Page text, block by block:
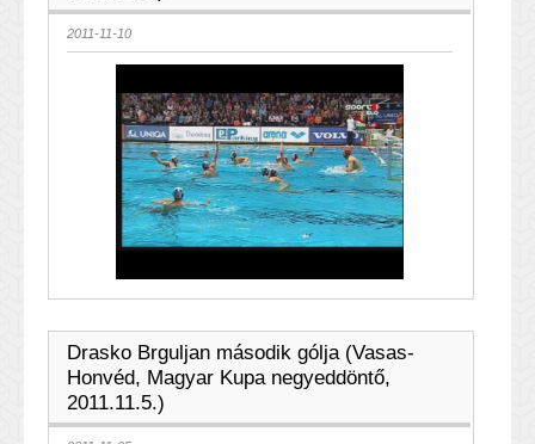
2011-11-10
Drasko Brguljan második gólja (Vasas-
Honvéd, Magyar Kupa negyeddöntő,
2011.11.5.)